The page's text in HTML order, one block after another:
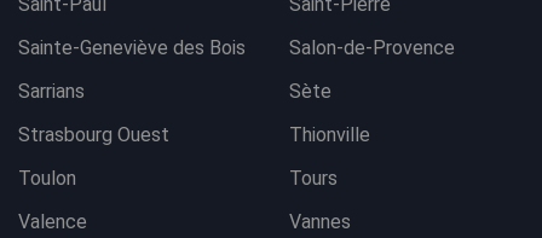
Sainte-Geneviève des Bois
Salon-de-Provence
Sarrians
Sète
Strasbourg Ouest
Thionville
Toulon
Tours
Valence
Vannes